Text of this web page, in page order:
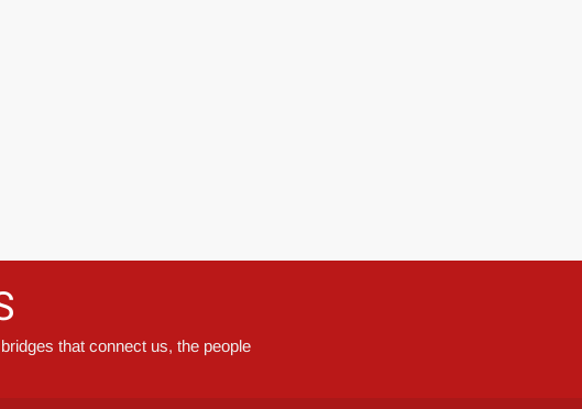
that connect us, the people